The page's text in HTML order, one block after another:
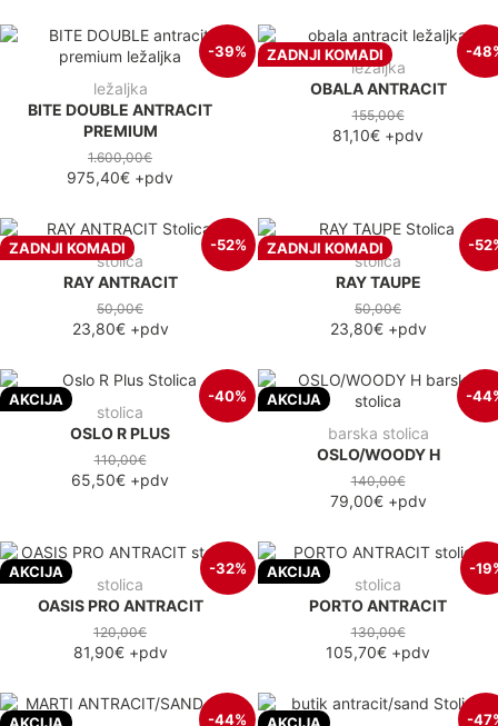
-39%
ležaljka
BITE DOUBLE ANTRACIT
PREMIUM
1.600,00€
975,40€ +pdv
ZADNJI KOMADI -
ležaljka
OBALA ANTRACIT
155,00€
81,10€ +pdv
ZADNJI KOMADI -52%
stolica
RAY ANTRACIT
50,00€
23,80€+pdv
ZADNJI KOMADI -
stolica
RAY TAUPE
50,00€
23,80€+pdv
AKCIJA -40%
stolica
OSLO R PLUS
110,00€
65,50€ +pdv
AKCIJA -
barska stolica
OSLO/WOODY H
140,00€
79,00€+pdv
AKCIJA -32%
stolica
OASIS PRO ANTRACIT
120,00€
81,90€+pdv
AKCIJA -
stolica
PORTO ANTRACIT
130,00€
105,70€ +pdv
-44% -